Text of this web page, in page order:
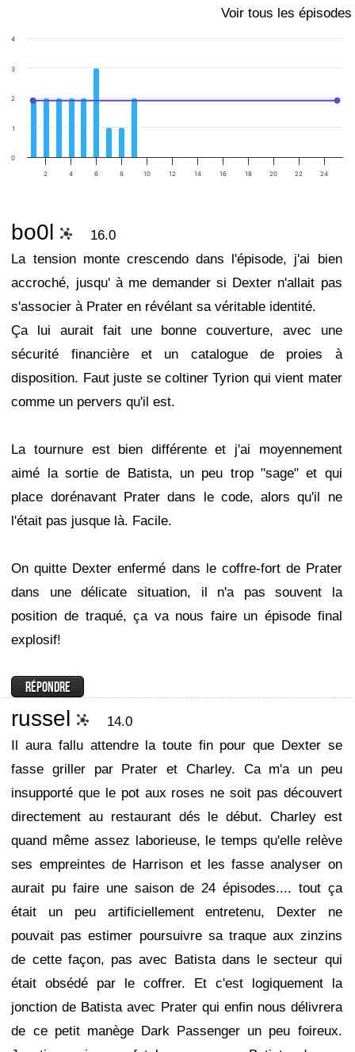
Voir tous les épisodes
2 4 6 8 10 12 14 16 18 20 22 24
0
1
2
3
4
bo0l
16.0
La tension monte crescendo dans l'épisode, j'ai bien
accroché, jusqu' à me demander si Dexter n'allait pas
s'associer à Prater en révélant sa véritable identité.
Ça lui aurait fait une bonne couverture, avec une
sécurité financière et un catalogue de proies à
disposition. Faut juste se coltiner Tyrion qui vient mater
comme un pervers qu'il est.
La tournure est bien différente et j'ai moyennement
aimé la sortie de Batista, un peu trop "sage" et qui
place dorénavant Prater dans le code, alors qu'il ne
l'était pas jusque là. Facile.
On quitte Dexter enfermé dans le coffre-fort de Prater
dans une délicate situation, il n'a pas souvent la
position de traqué, ça va nous faire un épisode final
explosif!
russel
14.0
Il aura fallu attendre la toute fin pour que Dexter se
fasse griller par Prater et Charley. Ca m'a un peu
insupporté que le pot aux roses ne soit pas découvert
directement au restaurant dés le début. Charley est
quand même assez laborieuse, le temps qu'elle relève
ses empreintes de Harrison et les fasse analyser on
aurait pu faire une saison de 24 épisodes.... tout ça
était un peu artificiellement entretenu, Dexter ne
pouvait pas estimer poursuivre sa traque aux zinzins
de cette façon, pas avec Batista dans le secteur qui
était obsédé par le coffrer. Et c'est logiquement la
jonction de Batista avec Prater qui enfin nous délivrera
de ce petit manège Dark Passenger un peu foireux.